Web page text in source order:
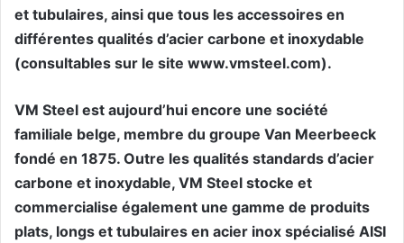
et tubulaires, ainsi que tous les accessoires en
différentes qualités d’acier carbone et inoxydable
(consultables sur le site www.vmsteel.com).
VM Steel est aujourd’hui encore une société
familiale belge, membre du groupe Van Meerbeeck
fondé en 1875. Outre les qualités standards d’acier
carbone et inoxydable, VM Steel stocke et
commercialise également une gamme de produits
plats, longs et tubulaires en acier inox spécialisé AISI